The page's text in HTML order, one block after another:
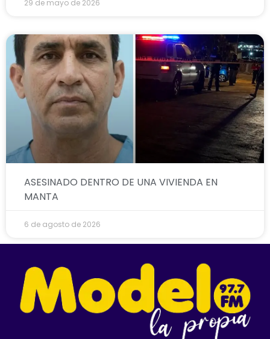
29 de mayo de 2026
ASESINADO DENTRO DE UNA VIVIENDA EN
MANTA
6 de agosto de 2026